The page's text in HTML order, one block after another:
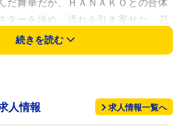
だ舞華だが、ＨＡＮＡＫＯとの合体
ターを決め、流れを引き寄せた。刀
３連発で弱らせ、最後はみちのくド
て見せた。リングでマイクを持つと
「何が恥だバカヤロウ。いつも恥か
」と応じられ、因縁の火がついた。
続きを読む
人情報 求人情報一覧へ